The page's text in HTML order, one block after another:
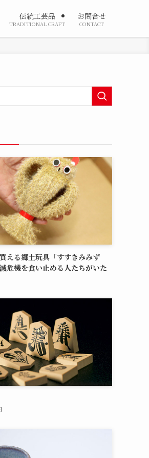
伝統工芸品
TRADITIONAL CRAFT
お問合せ
CONTACT
える郷土玩具「すすきみみず
危機を食い止める人たちがいた